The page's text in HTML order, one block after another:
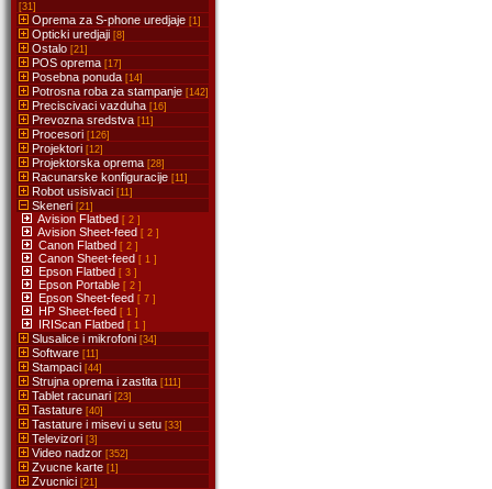
[31]
Oprema za S-phone uredjaje [1]
Opticki uredjaji [8]
Ostalo [21]
POS oprema [17]
Posebna ponuda [14]
Potrosna roba za stampanje [142]
Preciscivaci vazduha [16]
Prevozna sredstva [11]
Procesori [126]
Projektori [12]
Projektorska oprema [28]
Racunarske konfiguracije [11]
Robot usisivaci [11]
Skeneri [21]
Avision Flatbed [ 2 ]
Avision Sheet-feed [ 2 ]
Canon Flatbed [ 2 ]
Canon Sheet-feed [ 1 ]
Epson Flatbed [ 3 ]
Epson Portable [ 2 ]
Epson Sheet-feed [ 7 ]
HP Sheet-feed [ 1 ]
IRIScan Flatbed [ 1 ]
Slusalice i mikrofoni [34]
Software [11]
Stampaci [44]
Strujna oprema i zastita [111]
Tablet racunari [23]
Tastature [40]
Tastature i misevi u setu [33]
Televizori [3]
Video nadzor [352]
Zvucne karte [1]
Zvucnici [21]